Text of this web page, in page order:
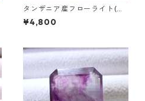
タンザニア産フローライト(蛍
光) ペアシェイプカットルース
5.46ct 13.8mm*10.8mm*7.0
¥4,800